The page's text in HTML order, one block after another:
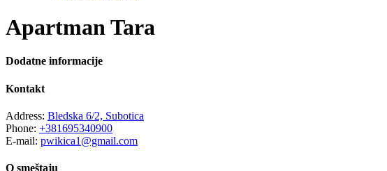
Apartman Tara
Dodatne informacije
Kontakt
Address: Bledska 6/2, Subotica
Phone: +381695340900
E-mail: pwikica1@gmail.com
O smeštaju